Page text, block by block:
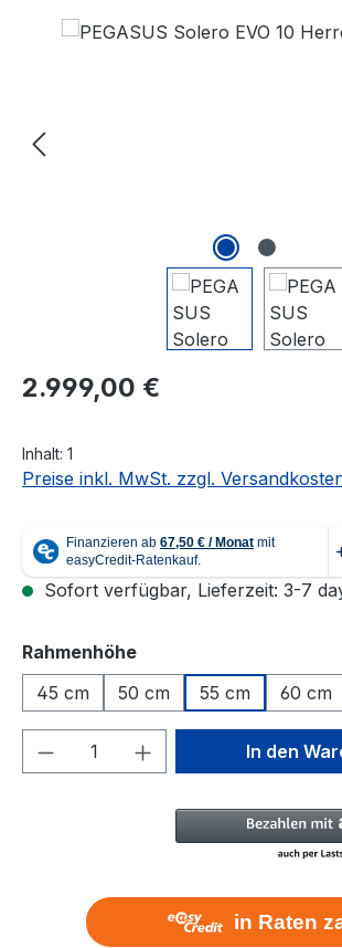
Bildergalerie überspringen
Regulärer Preis:
2.999,00 €
Inhalt: 1
Preise inkl. MwSt. zzgl.
Sofort verfügbar, Lieferzeit: 3-7
Rahmenhöheauswählen
45 cm
50 cm 55 cm 60 cm
Produkt Anzahl: Gib den
In den